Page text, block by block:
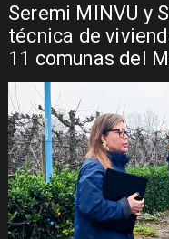
Seremi MINVU y
técnica de
11 comunas del